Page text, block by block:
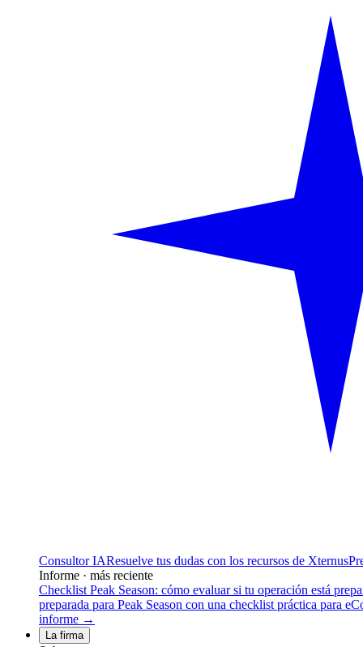
Consultor IAResuelve tus dudas con los recursos de Xternus
Informe · más reciente
Checklist Peak Season: cómo evaluar si tu operación está
preparada para Peak Season con una checklist práctica para
informe →
La firma